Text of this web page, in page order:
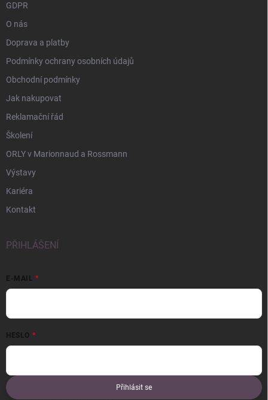
GDPR
O nás
Doprava a platby
Podmínky ochrany osobních údajů
Obchodní podmínky
Jak nakupovat
Reklamační řád
Školení
ORLY v Marionnaud a Rossmann
Výstavy
Kariéra
Kontakt
PŘIHLÁŠENÍ
E-MAIL
HESLO
Přihlásit se